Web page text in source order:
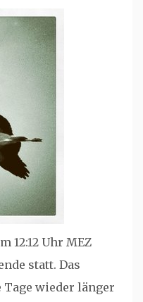
12:12 Uhr MEZ
statt. Das
Tage wieder länger